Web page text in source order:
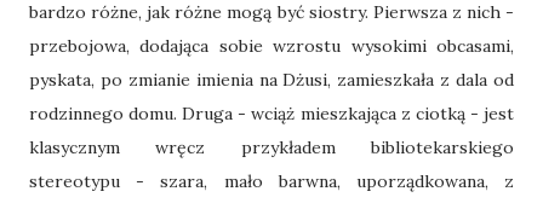
bardzo różne, jak różne mogą być siostry. Pierwsza z nich -
przebojowa, dodająca sobie wzrostu wysokimi obcasami,
pyskata, po zmianie imienia na Dżusi, zamieszkała z dala od
rodzinnego domu. Druga - wciąż mieszkająca z ciotką - jest
klasycznym wręcz przykładem bibliotekarskiego
stereotypu - szara, mało barwna, uporządkowana, z